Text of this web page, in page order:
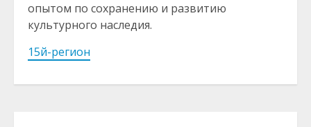
опытом по сохранению и развитию
культурного наследия.
15й-регион